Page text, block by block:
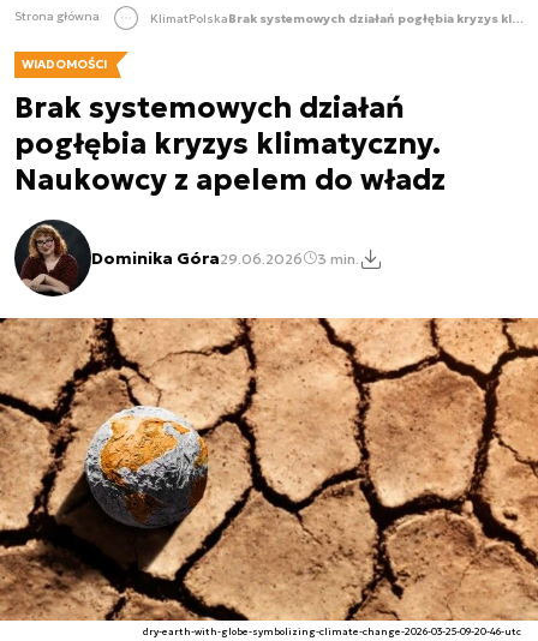
Strona główna KlimatPolska Brak systemowych działań pogłębia kryzys klimatyczny. Naukowcy z apelem do władz
WIADOMOŚCI
Brak systemowych działań
pogłębia kryzys klimatyczny.
Naukowcy z apelem do władz
Dominika Góra29.06.2026 3 min.
dry-earth-with-globe-symbolizing-climate-change-2026-03-25-09-20-46-utc